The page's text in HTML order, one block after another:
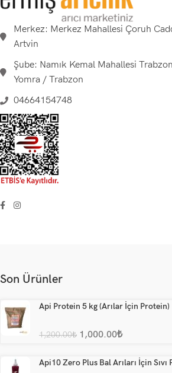
Merkez: Merkez Mahallesi Çoruh
Artvin
Şube: Namık Kemal Mahallesi
Yomra / Trabzon
04664154748
Son Ürünler
Api Protein 5 kg (Arılar İçin Protein)
1,200.00₺ 1,000.00₺
Api10 Zero Plus Bal Arıları İçin Sıvı